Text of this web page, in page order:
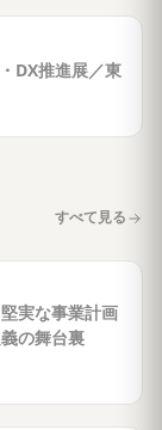
DX推進展／東
すべて見る
実な事業計画
の舞台裏